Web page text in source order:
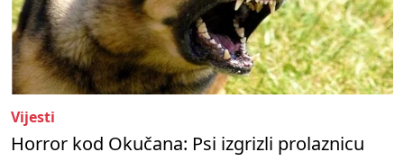
Vijesti
Horror kod Okučana: Psi izgrizli prolaznicu